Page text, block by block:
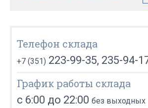
Телефон склада
+7 (351) 223-99-35, 235-94-
График работы склада
с 6:00 до 22:00 без выходных